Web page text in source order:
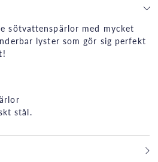
sötvattenspärlor med mycket
lyster som gör sig perfekt
stål.